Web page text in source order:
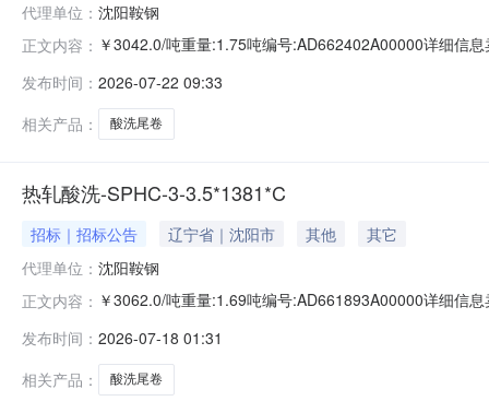
代理单位： 沈阳鞍钢
正文内容： ￥3042.0/吨重量:1.75吨编号:AD662402A00000详细信
产线名称:冷轧1#线锌层重量代码描述:上表面锌层重量
发布时间： 2026-07-22 09:33
相关产品：
酸洗尾卷
热轧酸洗-SPHC-3-3.5*1381*C
招标｜招标公告 辽宁省｜沈阳市 其他
其它
代理单位： 沈阳鞍钢
正文内容： ￥3062.0/吨重量:1.69吨编号:AD661893A00000详细信
求产线名称:冷轧1#线锌层重量代码描述:上表面锌层重量
发布时间： 2026-07-18 01:31
相关产品：
酸洗尾卷